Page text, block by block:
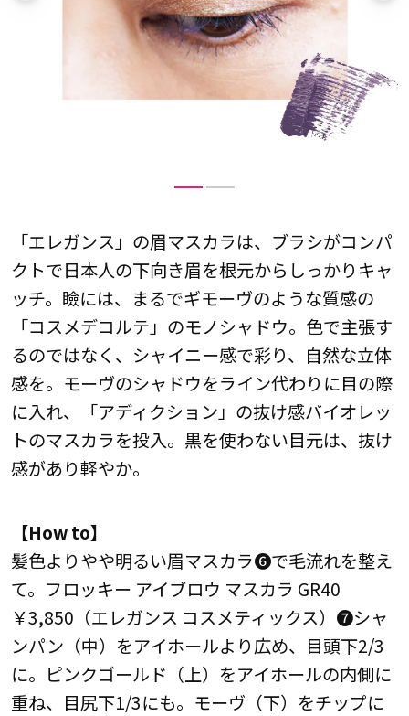
「エレガンス」の眉マスカラは、ブラシがコンパ
クトで日本人の下向き眉を根元からしっかりキャ
ッチ。瞼には、まるでギモーヴのような質感の
「コスメデコルテ」のモノシャドウ。色で主張す
るのではなく、シャイニー感で彩り、自然な立体
感を。モーヴのシャドウをライン代わりに目の際
に入れ、「アディクション」の抜け感バイオレッ
トのマスカラを投入。黒を使わない目元は、抜け
感があり軽やか。
【How to】
髪色よりやや明るい眉マスカラ❻で毛流れを整え
て。フロッキー アイブロウ マスカラ GR40
￥3,850（エレガンス コスメティックス）❼シャ
ンパン（中）をアイホールより広め、目頭下2/3
に。ピンクゴールド（上）をアイホールの内側に
重ね、目尻下1/3にも。モーヴ（下）をチップに